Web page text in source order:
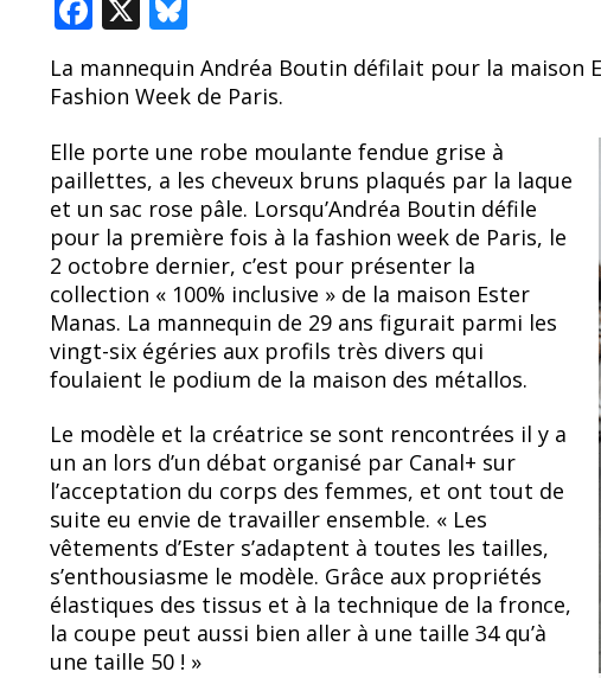
F
e
o
o
k
X
u
e
y
La mannequin Andréa Boutin défilait pour la maison
Fashion Week de Paris.
Elle porte une robe moulante fendue grise à
paillettes, a les cheveux bruns plaqués par la laque
et un sac rose pâle. Lorsqu’Andréa Boutin défile
pour la première fois à la fashion week de Paris, le
2 octobre dernier, c’est pour présenter la
collection « 100% inclusive » de la maison Ester
Manas. La mannequin de 29 ans figurait parmi les
vingt-six égéries aux profils très divers qui
foulaient le podium de la maison des métallos.
Le modèle et la créatrice se sont rencontrées il y a
un an lors d’un débat organisé par Canal+ sur
l’acceptation du corps des femmes, et ont tout de
suite eu envie de travailler ensemble. « Les
vêtements d’Ester s’adaptent à toutes les tailles,
s’enthousiasme le modèle. Grâce aux propriétés
élastiques des tissus et à la technique de la fronce,
la coupe peut aussi bien aller à une taille 34 qu’à
une taille 50 ! »